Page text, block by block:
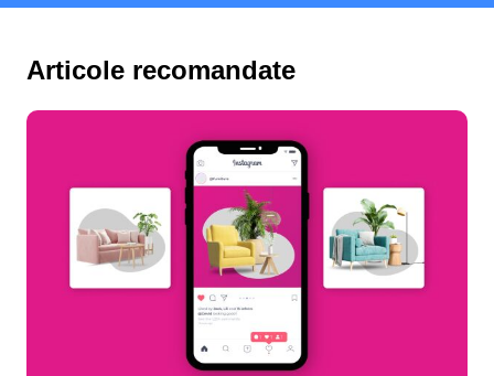
Articole recomandate